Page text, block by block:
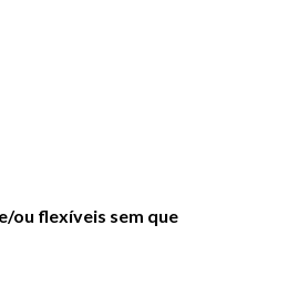
ou flexíveis sem que